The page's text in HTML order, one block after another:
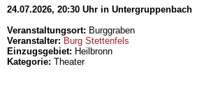
24.07.2026, 20:30 Uhr in Untergruppenbach
Veranstaltungsort: Burggraben
Veranstalter: Burg Stettenfels
Einzugsgebiet: Heilbronn
Kategorie: Theater